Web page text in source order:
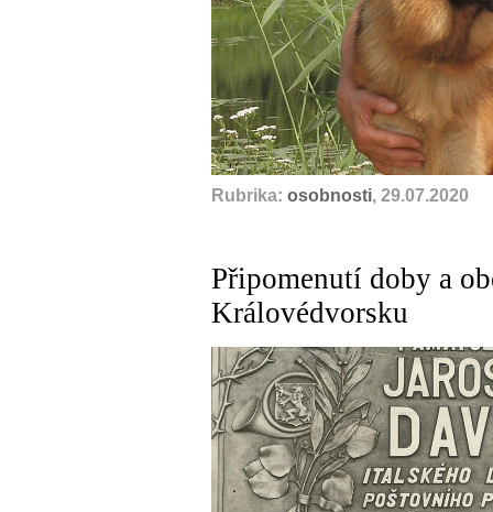
Rubrika: osobnosti, 29.07.2020
Připomenutí doby a
Královédvorsku